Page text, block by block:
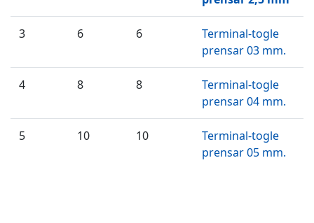
3 6 6
Terminal-togle
prensar 03 mm.
4 8 8
Terminal-togle
prensar 04 mm.
5 10 10
Terminal-togle
prensar 05 mm.